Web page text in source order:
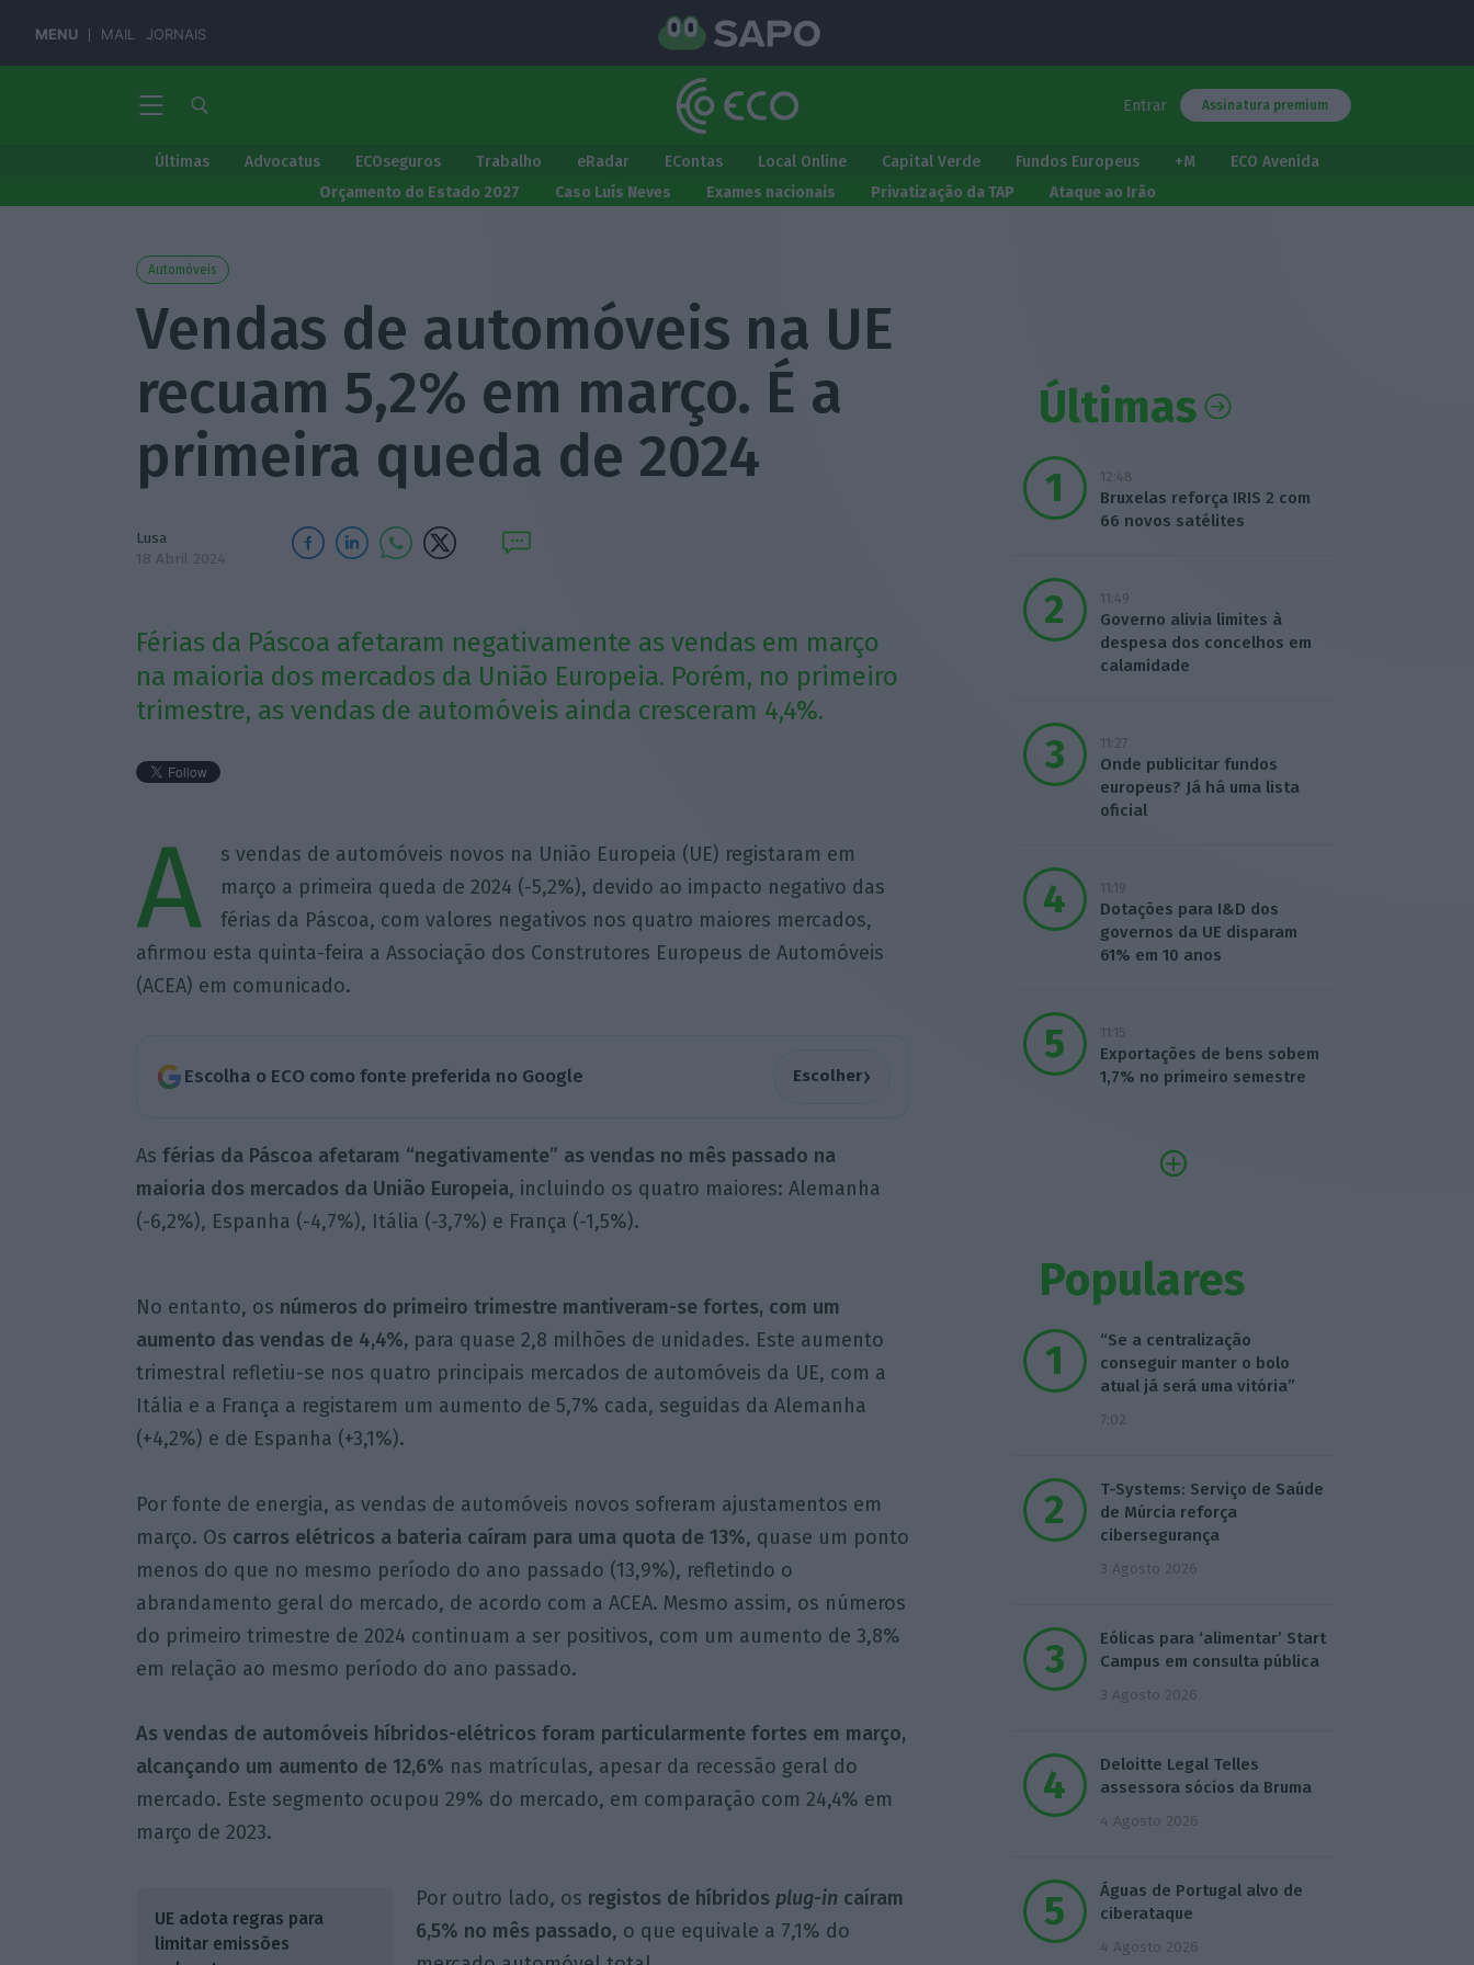
MENU MAIL JORNAIS
Entrar Assinatura premium
Últimas Advocatus ECOseguros Trabalho eRadar EContas Local Online Capital Verde Fundos Europeus +M
ECO Avenida
Orçamento do Estado 2027
Caso Luís Neves Exames nacionais Privatização da TAP Ataque ao Irão
Automóveis
Vendas de automóveis na UE
recuam 5,2% em março. É a
primeira queda de 2024
Lusa
18 Abril 2024
Férias da Páscoa afetaram negativamente as vendas em março
na maioria dos mercados da União Europeia. Porém, no primeiro
trimestre, as vendas de automóveis ainda cresceram 4,4%.
A
s vendas de automóveis novos na União Europeia (UE) registaram em
março a primeira queda de 2024 (-5,2%), devido ao impacto negativo das
férias da Páscoa, com valores negativos nos quatro maiores mercados,
afirmou esta quinta-feira a Associação dos Construtores Europeus de Automóveis
(ACEA) em comunicado.
Escolha o ECO como fonte preferida no Google Escolher›
As férias da Páscoa afetaram “negativamente” as vendas no mês passado na
maioria dos mercados da União Europeia, incluindo os quatro maiores: Alemanha
(-6,2%), Espanha (-4,7%), Itália (-3,7%) e França (-1,5%).
No entanto, os números do primeiro trimestre mantiveram-se fortes, com um
aumento das vendas de 4,4%, para quase 2,8 milhões de unidades. Este aumento
trimestral refletiu-se nos quatro principais mercados de automóveis da UE, com a
Itália e a França a registarem um aumento de 5,7% cada, seguidas da Alemanha
(+4,2%) e de Espanha (+3,1%).
Por fonte de energia, as vendas de automóveis novos sofreram ajustamentos em
março. Os carros elétricos a bateria caíram para uma quota de 13%, quase um ponto
menos do que no mesmo período do ano passado (13,9%), refletindo o
abrandamento geral do mercado, de acordo com a ACEA. Mesmo assim, os números
do primeiro trimestre de 2024 continuam a ser positivos, com um aumento de 3,8%
em relação ao mesmo período do ano passado.
As vendas de automóveis híbridos-elétricos foram particularmente fortes em março,
alcançando um aumento de 12,6% nas matrículas, apesar da recessão geral do
mercado. Este segmento ocupou 29% do mercado, em comparação com 24,4% em
março de 2023.
UE adota regras para
limitar emissões
Por outro lado, os registos de híbridos plug-in caíram
6,5% no mês passado, o que equivale a 7,1% do
Últimas
12:48
Bruxelas reforça IRIS 2 com
66 novos satélites
11:49
Governo alivia limites à
despesa dos concelhos em
calamidade
11:27
Onde publicitar fundos
europeus? Já há uma lista
oficial
11:19
Dotações para I&D dos
governos da UE disparam
61% em 10 anos
11:15
Exportações de bens sobem
1,7% no primeiro semestre
Populares
“Se a centralização
conseguir manter o bolo
atual já será uma vitória”
7:02
T-Systems: Serviço de Saúde
de Múrcia reforça
cibersegurança
3 Agosto 2026
Eólicas para ‘alimentar’ Start
Campus em consulta pública
3 Agosto 2026
Deloitte Legal Telles
assessora sócios da Bruma
4 Agosto 2026
Águas de Portugal alvo de
ciberataque
4 Agosto 2026